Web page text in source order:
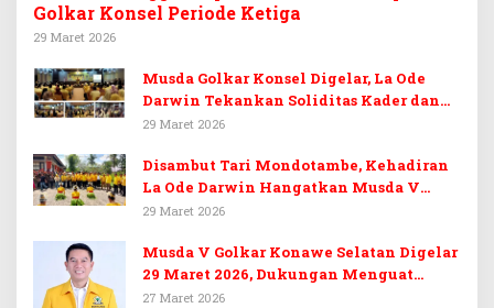
Golkar Konsel Periode Ketiga
29 Maret 2026
Musda Golkar Konsel Digelar, La Ode
Darwin Tekankan Soliditas Kader dan
Target 14 Kursi DPRD Konawe Selatan
29 Maret 2026
Disambut Tari Mondotambe, Kehadiran
La Ode Darwin Hangatkan Musda V
Golkar Konsel
29 Maret 2026
Musda V Golkar Konawe Selatan Digelar
29 Maret 2026, Dukungan Menguat
untuk Irham Kalenggo
27 Maret 2026